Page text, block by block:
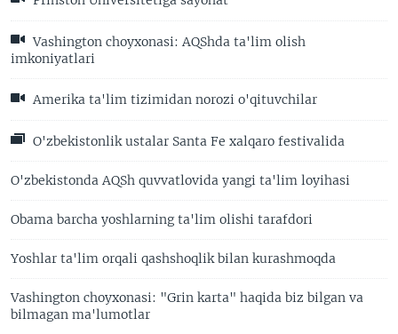
Vashington choyxonasi: AQShda ta'lim olish
imkoniyatlari
Amerika ta'lim tizimidan norozi o'qituvchilar
O'zbekistonlik ustalar Santa Fe xalqaro festivalida
O'zbekistonda AQSh quvvatlovida yangi ta'lim loyihasi
Obama barcha yoshlarning ta'lim olishi tarafdori
Yoshlar ta'lim orqali qashshoqlik bilan kurashmoqda
Vashington choyxonasi: "Grin karta" haqida biz bilgan va
bilmagan ma'lumotlar